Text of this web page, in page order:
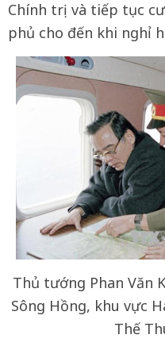
Chính trị và tiếp tục
phủ cho đến khi nghỉ
Thủ tướng Phan Văn
Sông Hồng, khu vực
Thế